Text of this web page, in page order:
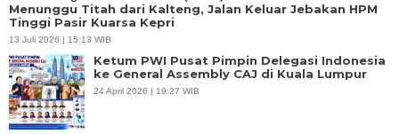
Menunggu Titah dari Kalteng, Jalan Keluar Jebakan HPM
Tinggi Pasir Kuarsa Kepri
13 Juli 2026 | 15:13 WIB
Ketum PWI Pusat Pimpin Delegasi Indonesia
ke General Assembly CAJ di Kuala Lumpur
24 April 2026 | 19:27 WIB